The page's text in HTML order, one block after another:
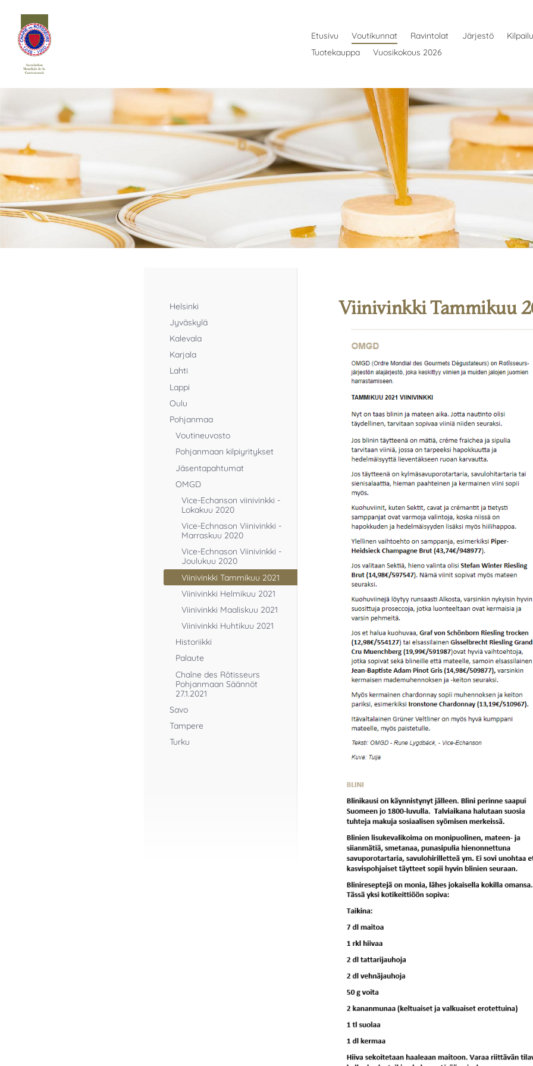
Siirry
sivun
sisältöön
Chaîne des Rôtisseurs Finlande ry
Etusivu Voutikunnat Ravintolat Järjestö
Tuotekauppa
Vuosikokous 2026
Helsinki
Jyväskylä
Kalevala
Karjala
Lahti
Lappi
Oulu
Pohjanmaa
Voutineuvosto
Pohjanmaan kilpiyritykset
Jäsentapahtumat
OMGD
Vice-Echanson viinivinkki -
Lokakuu 2020
Vice-Echnason Viinivinkki -
Marraskuu 2020
Vice-Echnason Viinivinkki -
Joulukuu 2020
Viinivinkki Tammikuu 2021
Viinivinkki Helmikuu 2021
Viinivinkki Maaliskuu 2021
Viinivinkki Huhtikuu 2021
Historiikki
Palaute
Chaîne des Rôtisseurs
Pohjanmaan Säännöt
27.1.2021
Savo
Tampere
Turku
Viinivinkki Tammikuu